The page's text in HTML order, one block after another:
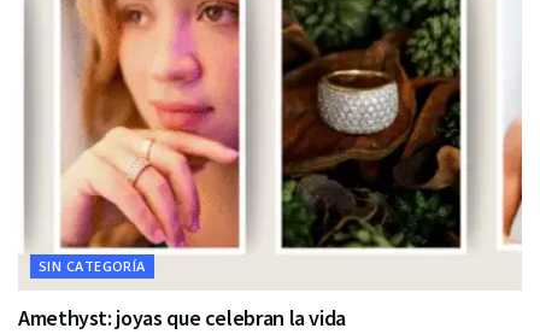
SIN CATEGORÍA
Amethyst: joyas que celebran la vida